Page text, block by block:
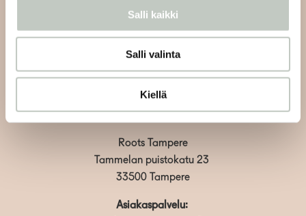
Salli kaikki
Salli valinta
Kiellä
Roots Tampere
Tammelan puistokatu 23
33500 Tampere
Asiakaspalvelu: